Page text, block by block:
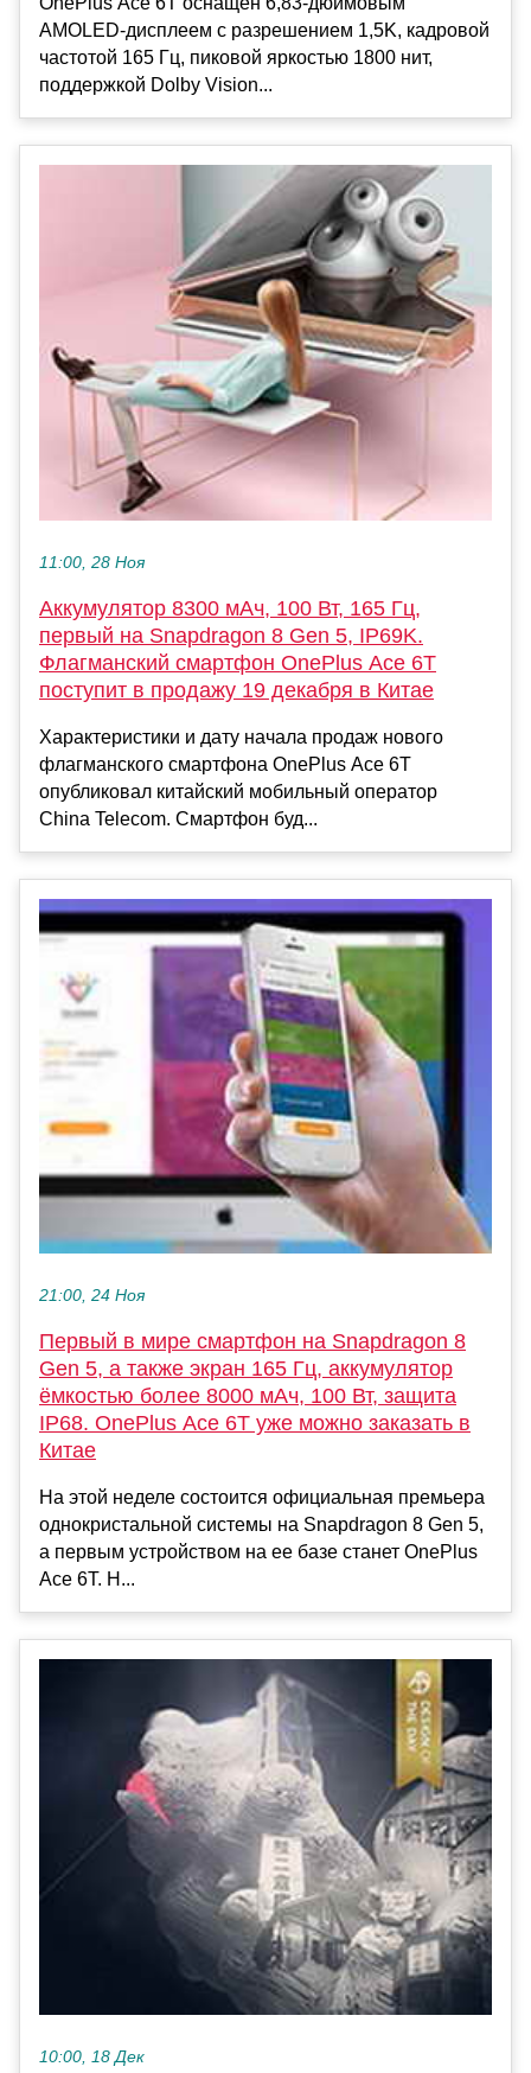
AMOLED-дисплеем с разрешением 1,5K, кадровой
частотой 165 Гц, пиковой яркостью 1800 нит,
поддержкой Dolby Vision...
11:00, 28 Ноя
Аккумулятор 8300 мАч, 100 Вт, 165 Гц,
первый на Snapdragon 8 Gen 5, IP69K.
Флагманский смартфон OnePlus Ace 6T
поступит в продажу 19 декабря в Китае
Характеристики и дату начала продаж нового
флагманского смартфона OnePlus Ace 6T
опубликовал китайский мобильный оператор
China Telecom. Смартфон буд...
21:00, 24 Ноя
Первый в мире смартфон на Snapdragon 8
Gen 5, а также экран 165 Гц, аккумулятор
ёмкостью более 8000 мАч, 100 Вт, защита
IP68. OnePlus Ace 6T уже можно заказать в
Китае
На этой неделе состоится официальная премьера
однокристальной системы на Snapdragon 8 Gen 5,
а первым устройством на ее базе станет OnePlus
Ace 6T. Н...
10:00, 18 Дек